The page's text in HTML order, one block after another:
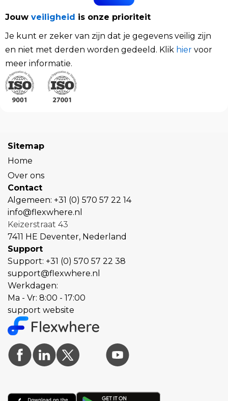
Jouw veiligheid is onze prioriteit
Je kunt er zeker van zijn dat je gegevens veilig zijn
en niet met derden worden gedeeld. Klik hier voor
meer informatie.
Sitemap
Home
Over ons
Contact
Algemeen: +31 (0) 570 57 22 14
info@flexwhere.nl
Keizerstraat 43
7411 HE Deventer, Nederland
Support
Support: +31 (0) 570 57 22 38
support@flexwhere.nl
Werkdagen:
Ma - Vr: 8:00 - 17:00
support website